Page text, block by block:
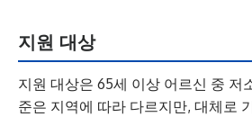
지원 대상
지원 대상은 65세 이상 어르신 중 저
준은 지역에 따라 다르지만, 대체로